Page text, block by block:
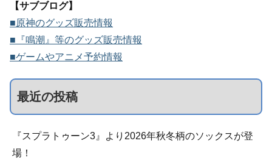
【サブブログ】
■原神のグッズ販売情報
■『鳴潮』等のグッズ販売情報
■ゲームやアニメ予約情報
最近の投稿
『スプラトゥーン3』より2026年秋冬柄のソックスが登
場！